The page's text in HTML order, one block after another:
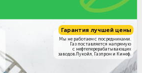
Гарантия лучшей цены
Мы не работаем с посредниками.
Газ поставляется напрямую
с нефтеперерабатывающих
заводов Лукойл, Газпром и Кинеф.